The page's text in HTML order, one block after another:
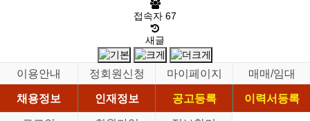
접속자 67
새글
이용안내 정회원신청 마이페이지
매매/임대
채용정보
인재정보 공고등록
이력서등록